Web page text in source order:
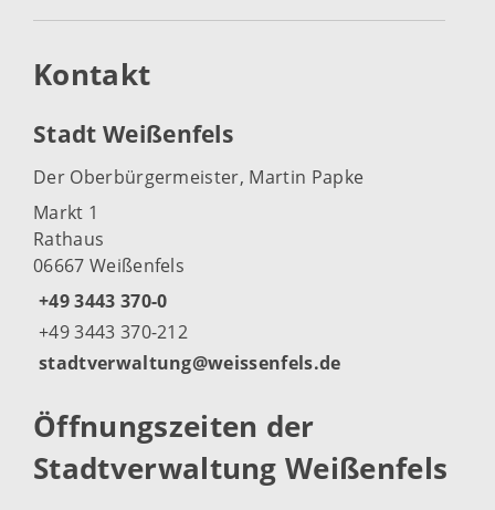
Kontakt
Stadt Weißenfels
Der Oberbürgermeister, Martin Papke
Markt 1
Rathaus
06667 Weißenfels
+49 3443 370-0
+49 3443 370-212
stadtverwaltung@weissenfels.de
Öffnungszeiten der
Stadtverwaltung Weißenfels